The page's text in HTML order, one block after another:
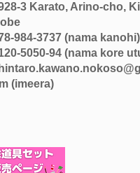
3 Karato, Arino-cho,
984-3737 (nama kanohi)
5050-94 (nama kore
(imeera)